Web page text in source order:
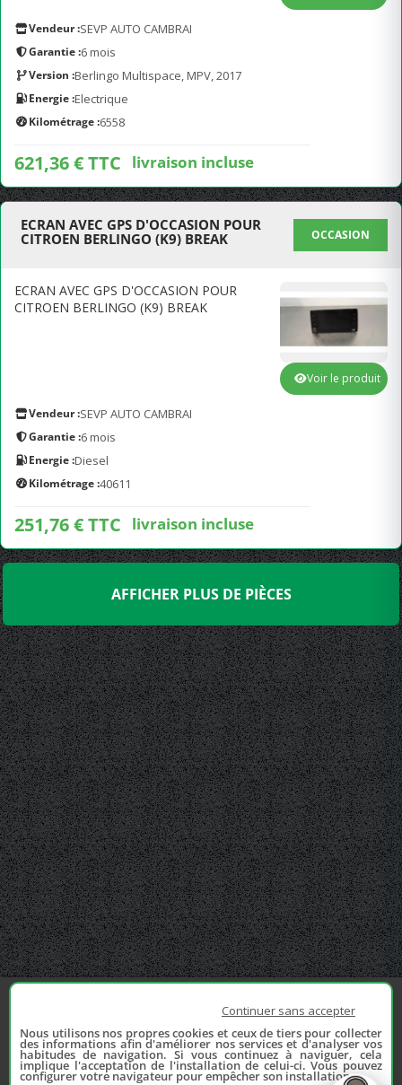
Vendeur :SEVP AUTO CAMBRAI
Garantie :6 mois
Version :Berlingo Multispace, MPV, 2017
Energie :Electrique
Kilométrage :6558
621,36 € TTC livraison incluse
ECRAN AVEC GPS D'OCCASION POUR
CITROEN BERLINGO (K9) BREAK
OCCASION
ECRAN AVEC GPS D'OCCASION POUR
CITROEN BERLINGO (K9) BREAK
Vendeur :SEVP AUTO CAMBRAI
Garantie :6 mois
Energie :Diesel
Kilométrage :40611
251,76 € TTC livraison incluse
Voir le produit
AFFICHER PLUS DE PIÈCES
Continuer sans accepter
Nous utilisons nos propres cookies et ceux de tiers pour collecter
des informations afin d'améliorer nos services et d'analyser vos
habitudes de navigation. Si vous continuez à naviguer, cela
implique l'acceptation de l'installation de celui-ci. Vous pouvez
configurer votre navigateur pour empêcher son installation.